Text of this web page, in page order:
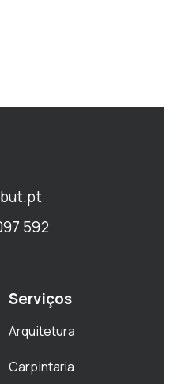
592
Serviços
Arquitetura
Carpintaria